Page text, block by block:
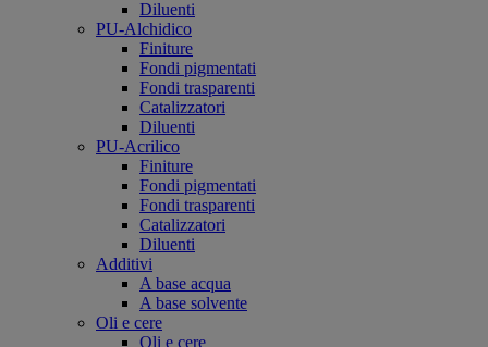
Diluenti
PU-Alchidico
Finiture
Fondi pigmentati
Fondi trasparenti
Catalizzatori
Diluenti
PU-Acrilico
Finiture
Fondi pigmentati
Fondi trasparenti
Catalizzatori
Diluenti
Additivi
A base acqua
A base solvente
Oli e cere
Oli e cere